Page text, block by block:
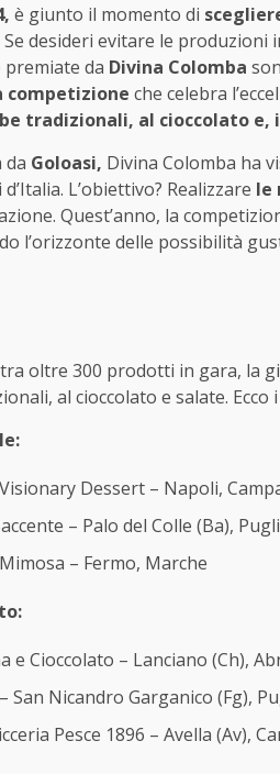
è giunto il momento di
desideri evitare le
da Divina Colomba
che celebra
tradizionali, al cioccolato e,
da Goloasi, Divina Colomba ha
L’obiettivo? Realizzare le
Quest’anno, la
l’orizzonte delle possibilità
oltre 300 prodotti in gara, la
al cioccolato e salate.
Dessert – Napoli,
– Palo del Colle (Ba),
– Fermo, Marche
e Cioccolato – Lanciano (Ch),
San Nicandro Garganico (Fg),
Pesce 1896 – Avella (Av),